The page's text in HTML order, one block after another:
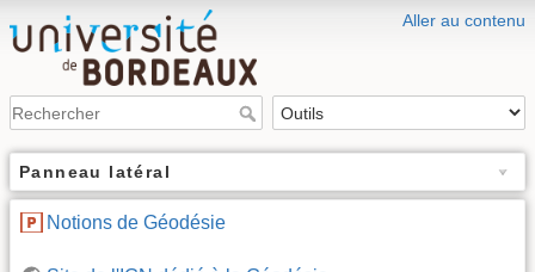
Aller au contenu
Panneau latéral
Notions de Géodésie